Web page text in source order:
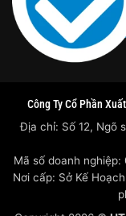
Công Ty Cổ Phần
Địa chỉ: Số 12, Ngõ
Mã số doanh
Nơi cấp: Sở Kế